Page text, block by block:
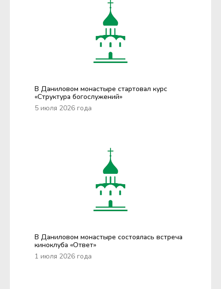
В Даниловом монастыре стартовал курс
«Структура богослужений»
5 июля 2026 года
В Даниловом монастыре состоялась встреча
киноклуба «Ответ»
1 июля 2026 года